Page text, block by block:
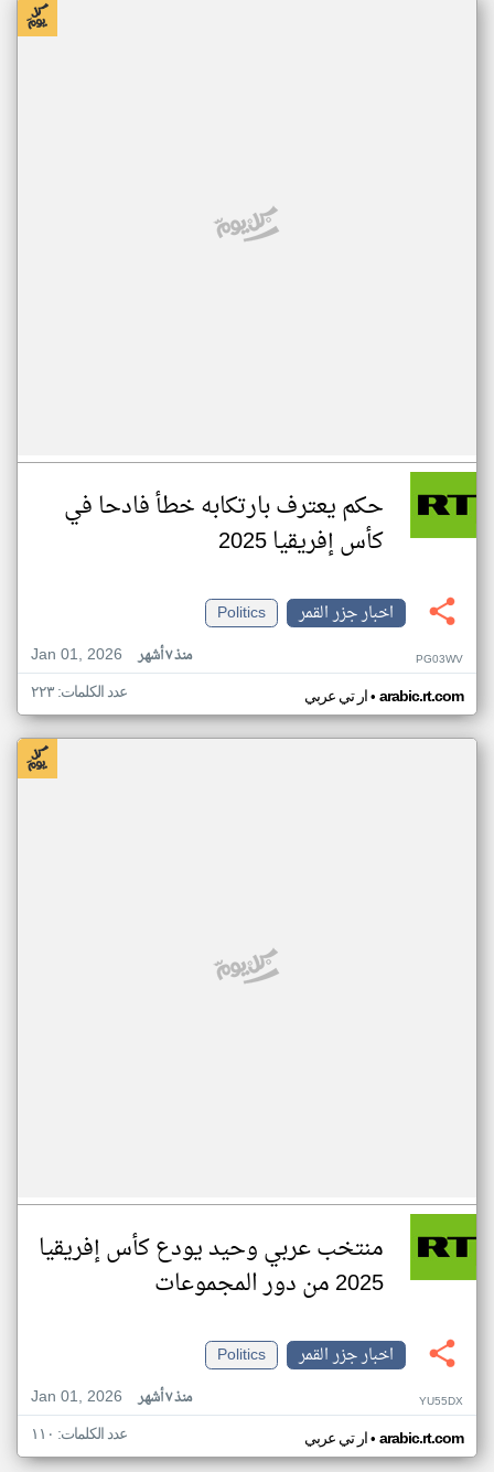
حكم يعترف بارتكابه خطأ فادحا في
كأس إفريقيا 2025
اخبار جزر القمر
Politics
Jan 01, 2026
منذ ٧ أشهر PG03WV
ار تي عربي• arabic.rt.com عدد الكلمات: ٢٢٣
منتخب عربي وحيد يودع كأس إفريقيا
2025 من دور المجموعات
اخبار جزر القمر
Politics
Jan 01, 2026
منذ ٧ أشهر YU55DX
ار تي عربي• arabic.rt.com عدد الكلمات: ١١٠